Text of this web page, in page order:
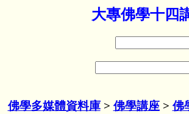
大專佛學十四
佛學多媒體資料庫> 佛學講座> 佛